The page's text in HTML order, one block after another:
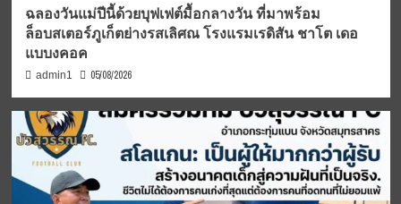
ฉลองวันแม่ปีนี้ด้วยบุฟเฟต์มื้อกลางวัน ที่มาพร้อม
ล็อบสเตอร์ภูเก็ตย่างรสเลิศณ โรงแรมเรดิสัน ชาโต เดอ
แบบงคอค
admin1 05/08/2026